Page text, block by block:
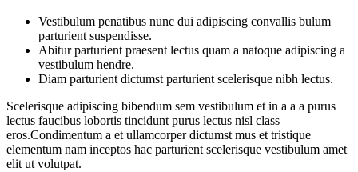
Vestibulum penatibus nunc dui adipiscing convallis bulum
parturient suspendisse.
Abitur parturient praesent lectus quam a natoque adipiscing a
vestibulum hendre.
Diam parturient dictumst parturient scelerisque nibh lectus.
Scelerisque adipiscing bibendum sem vestibulum et in a a a purus
lectus faucibus lobortis tincidunt purus lectus nisl class
eros.Condimentum a et ullamcorper dictumst mus et tristique
elementum nam inceptos hac parturient scelerisque vestibulum amet
elit ut volutpat.